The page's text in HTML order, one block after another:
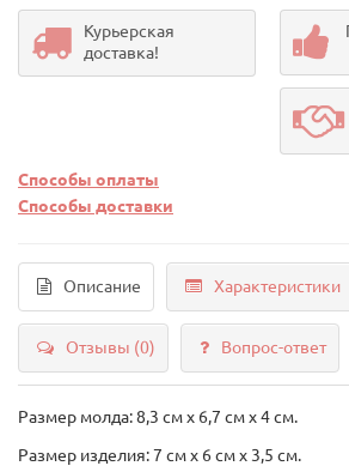
Курьерская
доставка!
Способы оплаты
Способы доставки
Описание Характеристики
Отзывы (0) Вопрос-ответ
Размер молда: 8,3 см х 6,7 см х 4 см.
Размер изделия: 7 см х 6 см х 3,5 см.